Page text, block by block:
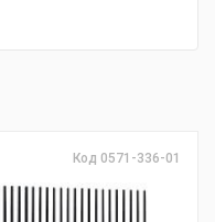
Код 0571-336-01